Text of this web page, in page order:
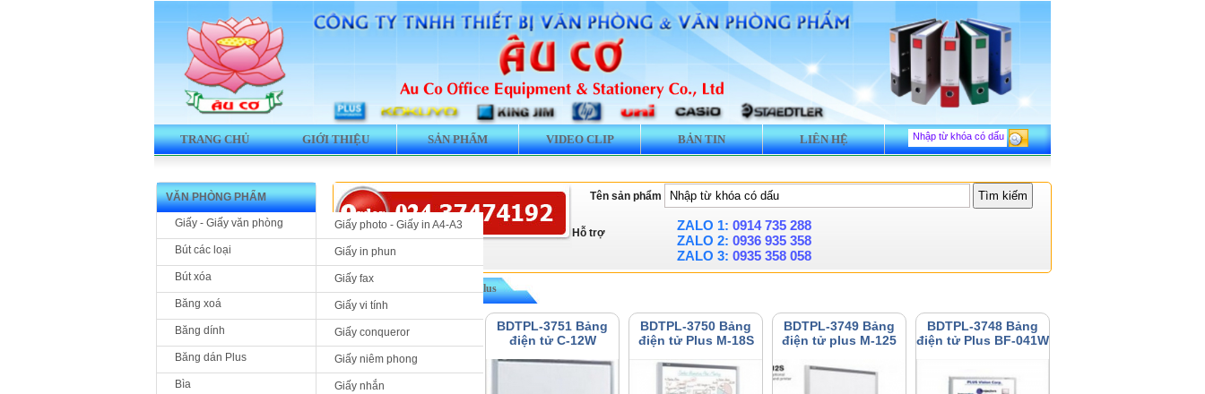
TRANG CHỦ GIỚI THIỆU SẢN PHẨM VIDEO CLIP BẢN TIN LIÊN HỆ
VĂN PHÒNG PHẨM
Giấy - Giấy văn phòng Giấy photo - Giấy in A4-A3
Giấy in phun
Giấy fax
Giấy vi tính
Giấy conqueror
Giấy niêm phong
Giấy nhắn
Bút các loại
Bút xóa
Băng xoá
Băng dính
Băng dán Plus
Bìa
Tên sản phẩm
Hỗ trợ ZALO 1: 0914 735 288
ZALO 2: 0936 935 358
ZALO 3: 0935 358 058
Sản phẩm » Bảng điện Tử Plus
BDTPL-3753 Bảng
điện tử plus M-18W
BDTPL-3751 Bảng
điện tử C-12W
BDTPL-3750 Bảng
điện tử Plus M-18S
BDTPL-3749 Bảng
điện tử plus M-125
BDTPL-3748 Bảng
điện tử Plus BF-041W